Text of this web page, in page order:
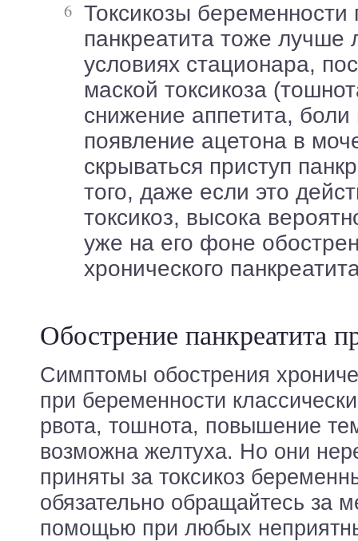
Токсикозы беременности при наличии
панкреатита тоже лучше
условиях стационара,
маской токсикоза
снижение аппетита, боли
появление ацетона в
скрываться приступ
того, даже если это
токсикоз, высока
уже на его фоне
хронического
Обострение панкреатита
Симптомы обострения
при беременности
рвота, тошнота, повышение
возможна желтуха. Но они
приняты за токсикоз
обязательно обращайтесь за
помощью при любых